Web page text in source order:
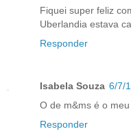
Fiquei super feliz
Uberlandia estava
Responder
Isabela Souza 6/7/
O de m&ms é o
Responder